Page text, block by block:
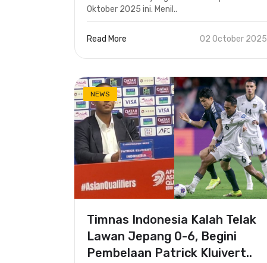
Oktober 2025 ini. Menil..
Read More 02 October 2025
NEWS
Timnas Indonesia Kalah Telak
Lawan Jepang 0-6, Begini
Pembelaan Patrick Kluivert..